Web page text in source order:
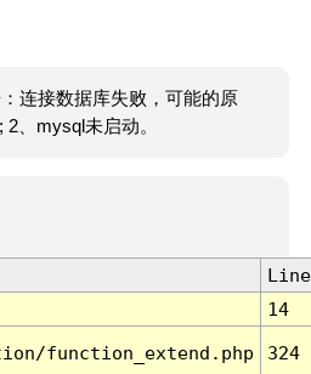
连接数据库失败，可能的原
、mysql未启动。
Line
14
function_extend.php 324